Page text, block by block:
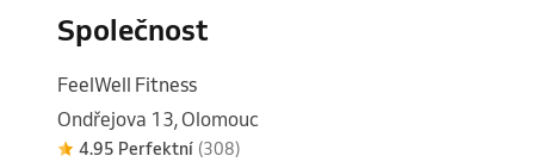
Společnost
FeelWell Fitness
Ondřejova 13, Olomouc
4.95 Perfektní (308)